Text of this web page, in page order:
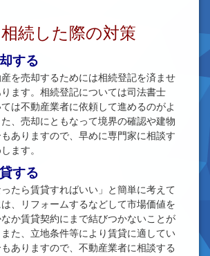
続した際の対策
する
を売却するためには相続登記を済ませ
ます。相続登記については司法書士
は不動産業者に依頼して進めるのがよ
、売却にともなって境界の確認や建物
ありますので、早めに専門家に相談す
ます。
する
たら賃貸すればいい」と簡単に考えて
、リフォームするなどして市場価値を
か賃貸契約にまで結びつかないことが
た、立地条件等により賃貸に適してい
ありますので、不動産業者に相談する